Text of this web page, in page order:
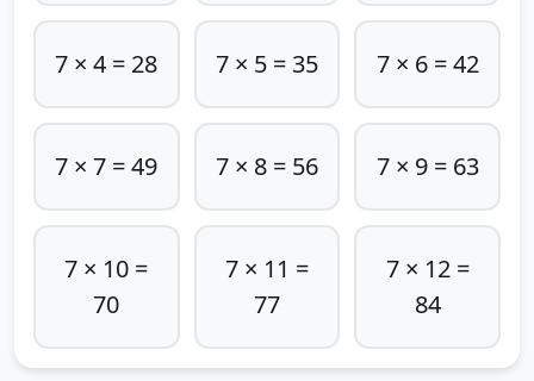
7 × 4 = 28 7 × 5 = 35 7 × 6 = 42
7 × 7 = 49 7 × 8 = 56 7 × 9 = 63
7 × 10 =
70
7 × 11 =
77
7 × 12 =
84